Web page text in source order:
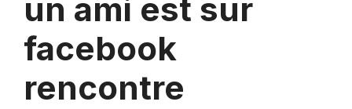
un ami est sur
facebook
rencontre